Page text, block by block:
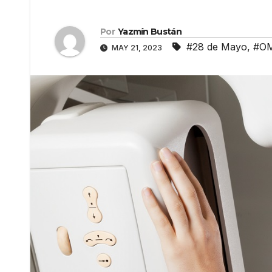
Por Yazmín Bustán
MAY 21, 2023 #28 de Mayo,